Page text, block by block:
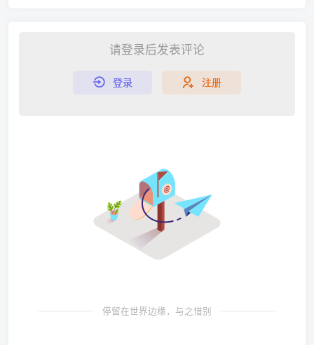
请登录后发表评论
登录 注册
停留在世界边缘，与之惜别